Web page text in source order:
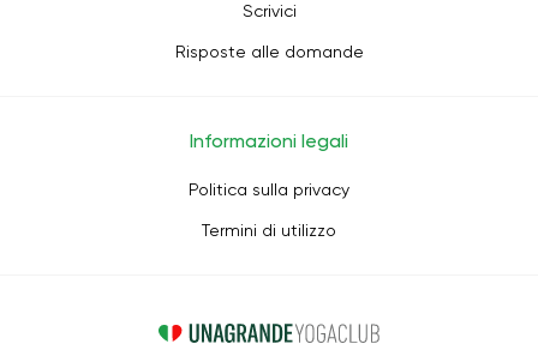
Scrivici
Risposte alle domande
Informazioni legali
Politica sulla privacy
Termini di utilizzo